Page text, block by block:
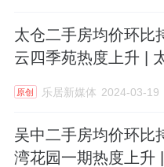
太仓二手房均价环比
云四季苑热度上升 |
原创 乐居新媒体 2024-03-19
吴中二手房均价环比
湾花园一期热度上升